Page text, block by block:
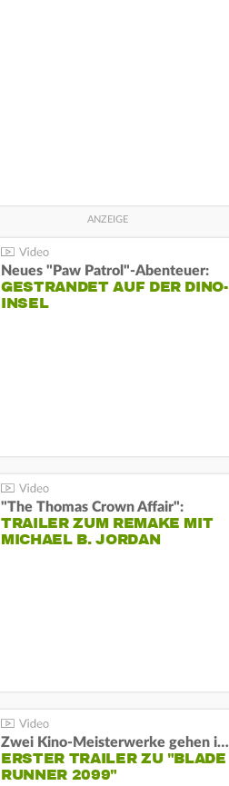
Neues "Paw Patrol"-Abenteuer:
GESTRANDET AUF DER DINO-
INSEL
"The Thomas Crown Affair":
TRAILER ZUM REMAKE MIT
MICHAEL B. JORDAN
Zwei Kino-Meisterwerke gehen in Serie:
ERSTER TRAILER ZU "BLADE
RUNNER 2099"